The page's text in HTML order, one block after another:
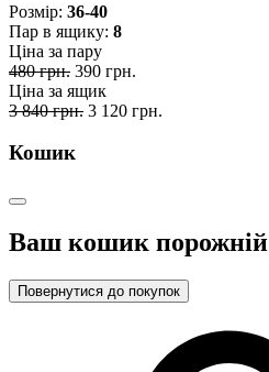
Розмiр: 36-40
Пар в ящику: 8
Ціна за пару
480 грн. 390 грн.
Ціна за ящик
3 840 грн. 3 120 грн.
Кошик
Ваш кошик порожній
Повернутися до покупок